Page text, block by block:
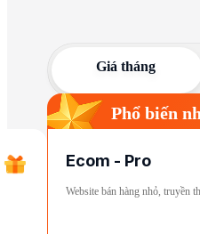
Giá tháng
Phổ biến
Ecom - Pro
Website bán hàng nhỏ, truyền